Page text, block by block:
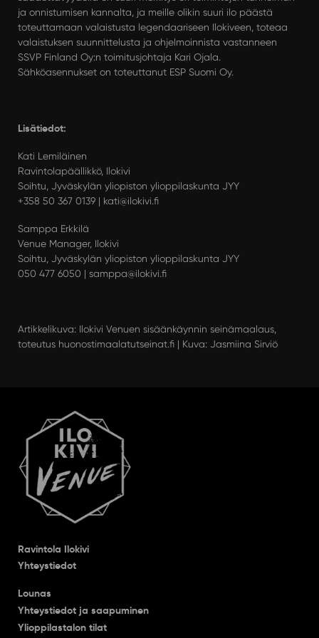
ja onnistumisen kannalta, ja meille olikin suuri ilo päästä
toteuttamaan valaistusta legendaariseen Ilokiveen, toteaa
valaistuksen suunnittelusta ja ohjelmoinnista vastanneen
SSVP Finland Oy:n toimitusjohtaja Kari Ojala.
Sähköasennukset on toteuttanut ESP Suomi Oy.
Lisätiedot:
Kati Lemiläinen
Ravintolapäällikkö, Ilokivi
Soihtu, Jyväskylän yliopiston ylioppilaskunta JYY
+358 50 367 0139 | kati@ilokivi.fi
Samppa Erkkilä
Venue Manager, Ilokivi
Soihtu, Jyväskylän yliopiston ylioppilaskunta JYY
050 477 6050 | samppa@ilokivi.fi
Artikkelikuva: Ilokivi Venuen sisäänkäynnin seinämaalaus,
toteutus huonostimaalatutseinat.fi | Kuva: Jasmiina Sirviö
Ravintola Ilokivi
Yhteystiedot
Lounas
Yhteystiedot ja saapuminen
Ylioppilastalon tilat